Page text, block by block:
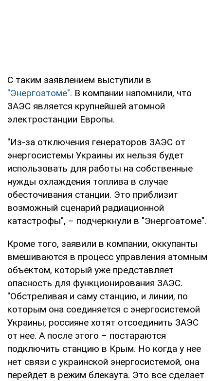
С таким заявлением выступили в
"Энергоатоме". В компании напомнили, что
ЗАЭС является крупнейшей атомной
электростанции Европы.
"Из-за отключения генераторов ЗАЭС от
энергосистемы Украины их нельзя будет
использовать для работы на собственные
нужды охлаждения топлива в случае
обесточивания станции. Это приблизит
возможный сценарий радиационной
катастрофы", – подчеркнули в "Энергоатоме".
Кроме того, заявили в компании, оккупанты
вмешиваются в процесс управления атомным
объектом, который уже представляет
опасность для функционирования ЗАЭС.
"Обстреливая и саму станцию, и линии, по
которым она соединяется с энергосистемой
Украины, россияне хотят отсоединить ЗАЭС
от нее. А после этого – постараются
подключить станцию ​​в Крым. Но когда у нее
нет связи с украинской энергосистемой, она
перейдет в режим блекаута. Это все сделает